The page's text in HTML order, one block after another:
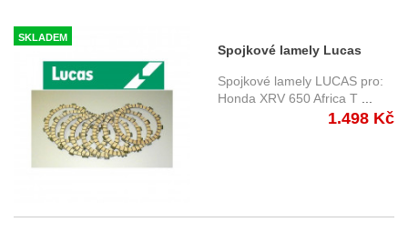
SKLADEM
Spojkové lamely Lucas
MCC120-8 - Honda
Spojkové lamely LUCAS pro:
Honda XRV 650 Africa T
1.498 Kč